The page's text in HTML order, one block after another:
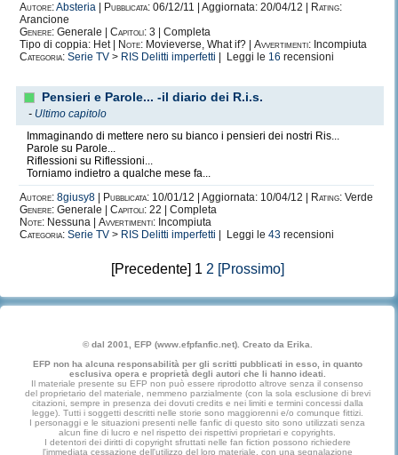
Autore:Absteria Pubblicata: 06/12/11 | Aggiornata: 20/04/12 |
Rating:
Arancione
Genere: Generale | Capitoli: 3 | Completa
Tipo di coppia: Het |
Note: Movieverse, What if? | Avvertimenti: Incompiuta
Categoria: Serie TV > RIS Delitti imperfetti | Leggi le 16 recensioni
Pensieri e Parole... -il diario dei R.i.s.
- Ultimo capitolo
Immaginando di mettere nero su bianco i pensieri dei nostri Ris...
Parole su Parole...
Riflessioni su Riflessioni...
Torniamo indietro a qualche mese fa...
Autore: 8giusy8 Pubblicata: 10/01/12 | Aggiornata: 10/04/12 | Rating: Verde
Genere: Generale | Capitoli: 22 | Completa
Note: Nessuna | Avvertimenti: Incompiuta
Categoria: Serie TV > RIS Delitti imperfetti | Leggi le 43 recensioni
[Precedente] 1 2 [Prossimo]
© dal 2001, EFP (www.efpfanfic.net). Creato da Erika.
EFP non ha alcuna responsabilità per gli scritti pubblicati in esso, in quanto
esclusiva opera e proprietà degli autori che li hanno ideati.
Il materiale presente su EFP non può essere riprodotto altrove senza il consenso
del proprietario del materiale, nemmeno parzialmente (con la sola esclusione di brevi
citazioni, sempre in presenza dei dovuti credits e nei limiti e termini concessi dalla
legge). Tutti i soggetti descritti nelle storie sono maggiorenni e/o comunque fittizi.
I personaggi e le situazioni presenti nelle fanfic di questo sito sono utilizzati senza
alcun fine di lucro e nel rispetto dei rispettivi proprietari e copyrights.
I detentori dei diritti di copyright sfruttati nelle fan fiction possono richiedere
l'immediata cessazione dell'utilizzo del loro materiale, con una segnalazione